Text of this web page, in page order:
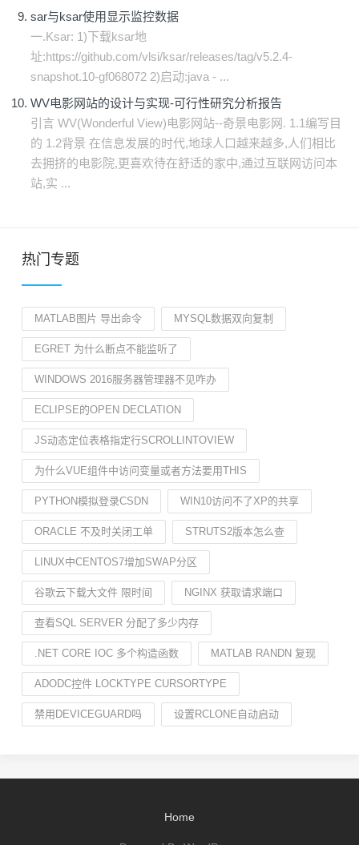
sar与ksar使用显示监控数据
一.Ksar: 1)下载ksar地
址:https://github.com/vlsi/ksar/releases/tag/v5.2.4-
snapshot.10-gf068072 2)启动:java - ...
WV电影网站的设计与实现-可行性研究分析报告
引言 WV(Wonderful View)电影网站--奇景电影网. 1.1编写目
的 1.2背景 在信息发展的时代,地球人口越来越多,人们相比
去拥挤的电影院,更喜欢待在舒适的家中,通过互联网访问本
站,实 ...
热门专题
MATLAB图片 导出命令 MYSQL数据双向复制
EGRET 为什么断点不能监听了
WINDOWS 2016服务器管理器不见咋办
ECLIPSE的OPEN DECLATION
JS动态定位表格指定行SCROLLINTOVIEW
为什么VUE组件中访问变量或者方法要用THIS
PYTHON模拟登录CSDN WIN10访问不了XP的共享
ORACLE 不及时关闭工单 STRUTS2版本怎么查
LINUX中CENTOS7增加SWAP分区
谷歌云下载大文件 限时间 NGINX 获取请求端口
查看SQL SERVER 分配了多少内存
.NET CORE IOC 多个构造函数 MATLAB RANDN 复现
ADODC控件 LOCKTYPE CURSORTYPE
禁用DEVICEGUARD吗 设置RCLONE自动启动
Home